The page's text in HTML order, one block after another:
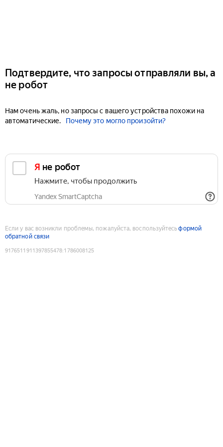
Подтвердите, что запросы отправляли вы, а
не робот
Нам очень жаль, но запросы с вашего устройства похожи на
автоматические.
Почему это могло произойти?
Я не робот
Нажмите, чтобы продолжить
Yandex SmartCaptcha
Если у вас возникли проблемы, пожалуйста, воспользуйтесьформой
обратной связи
9176511911397855478:1786008125